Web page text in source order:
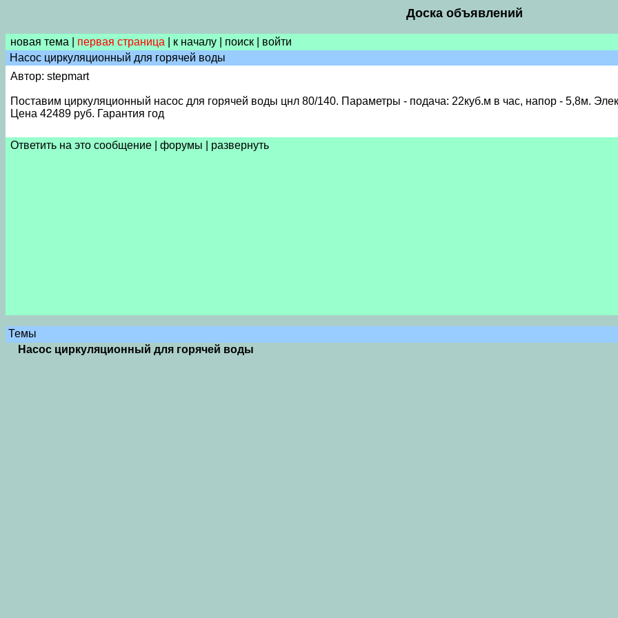
Доска объявлений
новая тема первая страница к началу поиск войти
Насос циркуляционный для горячей воды
Автор: stepmart
Поставим циркуляционный насос для горячей воды цнл 80/140. Параметры - подача: 22куб.м в час, напор - 5,8м.
Цена 42489 руб. Гарантия год
Ответить на это сообщение форумы
развернуть
Темы
Насос циркуляционный для горячей воды